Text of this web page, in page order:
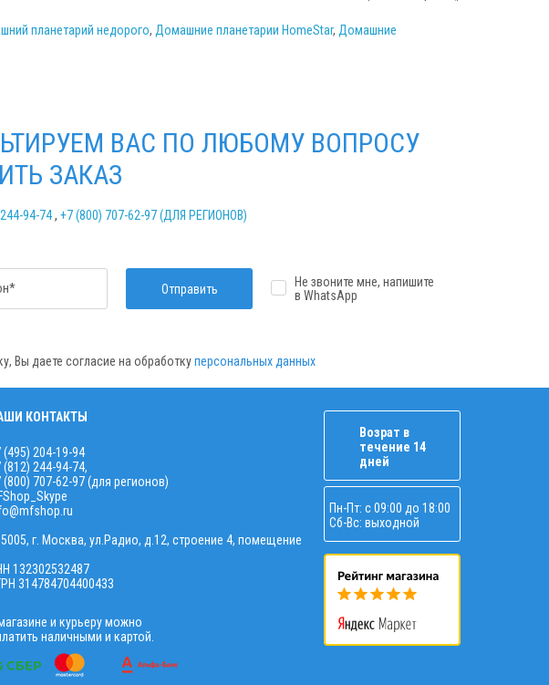
планетарий недорого, Домашние планетарии HomeStar, Домашние
ВАС ПО ЛЮБОМУ ВОПРОСУ
ЗАКАЗ
94-74, +7 (800) 707-62-97 (ДЛЯ РЕГИОНОВ)
Отправить
Не звоните мне, напишите
в WhatsApp
Вы даете согласие на обработкуперсональных данных
КОНТАКТЫ
(495) 204-19-94
(812) 244-94-74,
(800) 707-62-97 (для регионов)
г. Москва, ул.Радио, д.12, строение 4, помещение
132302532487
314784704400433
и курьеру можно
наличными и картой.
Возрат в
течение 14
дней
Пн-Пт: с 09:00 до 18:00
Сб-Вс: выходной